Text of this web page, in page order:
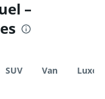
–
SUV Van Luxo